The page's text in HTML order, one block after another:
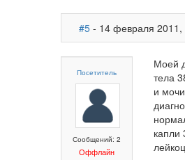
#5 - 14 февраля 2011,
Посетитель
Сообщений: 2
Оффлайн
Моей
тела
и
капли